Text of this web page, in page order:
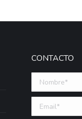
CONTACTO
Nombre *
Email (requerido)